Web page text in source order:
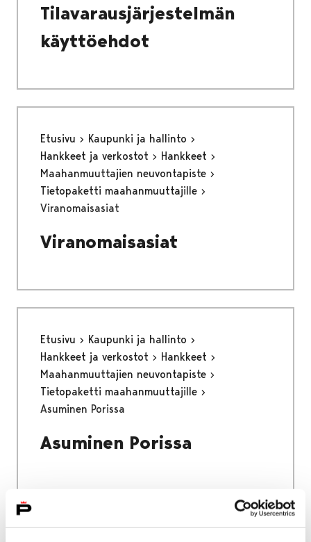
Tilavarausjärjestelmän
käyttöehdot
Etusivu
Kaupunki ja hallinto
Hankkeet ja verkostot
Hankkeet
Maahanmuuttajien neuvontapiste
Tietopaketti maahanmuuttajille
Viranomaisasiat
Viranomaisasiat
Etusivu
Kaupunki ja hallinto
Hankkeet ja verkostot
Hankkeet
Maahanmuuttajien neuvontapiste
Tietopaketti maahanmuuttajille
Asuminen Porissa
Asuminen Porissa